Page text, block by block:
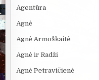
Agentūra
Agnė
Agnė Armoškaitė
Agnė ir Radži
Agnė Petravičienė